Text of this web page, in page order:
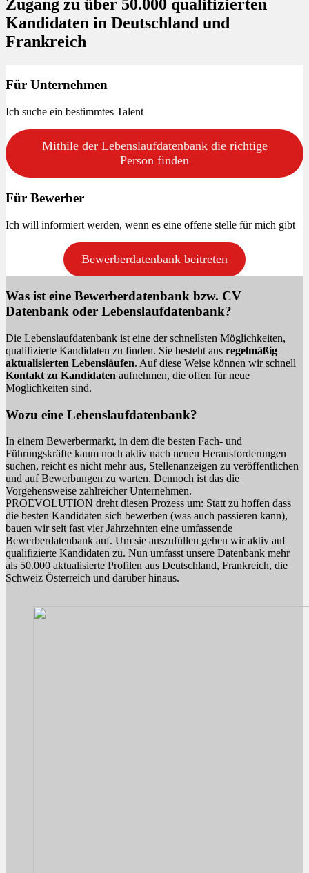
Zugang zu über 50.000 qualifizierten
Kandidaten in Deutschland und
Frankreich
Für Unternehmen
Ich suche ein bestimmtes Talent
Mithile der Lebenslaufdatenbank die richtige
Person finden
Für Bewerber
Ich will informiert werden, wenn es eine offene stelle für mich gibt
Bewerberdatenbank beitreten
Was ist eine Bewerberdatenbank bzw. CV
Datenbank oder Lebenslaufdatenbank?
Die Lebenslaufdatenbank ist eine der schnellsten Möglichkeiten,
qualifizierte Kandidaten zu finden. Sie besteht aus regelmäßig
aktualisierten Lebensläufen. Auf diese Weise können wir schnell
Kontakt zu Kandidaten aufnehmen, die offen für neue
Möglichkeiten sind.
Wozu eine Lebenslaufdatenbank?
In einem Bewerbermarkt, in dem die besten Fach- und
Führungskräfte kaum noch aktiv nach neuen Herausforderungen
suchen, reicht es nicht mehr aus, Stellenanzeigen zu veröffentlichen
und auf Bewerbungen zu warten. Dennoch ist das die
Vorgehensweise zahlreicher Unternehmen.
PROEVOLUTION dreht diesen Prozess um: Statt zu hoffen dass
die besten Kandidaten sich bewerben (was auch passieren kann),
bauen wir seit fast vier Jahrzehnten eine umfassende
Bewerberdatenbank auf. Um sie auszufüllen gehen wir aktiv auf
qualifizierte Kandidaten zu. Nun umfasst unsere Datenbank mehr
als 50.000 aktualisierte Profilen aus Deutschland, Frankreich, die
Schweiz Österreich und darüber hinaus.